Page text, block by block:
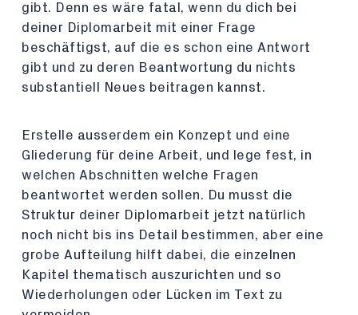
gibt. Denn es wäre fatal, wenn du dich bei
deiner Diplomarbeit mit einer Frage
beschäftigst, auf die es schon eine Antwort
gibt und zu deren Beantwortung du nichts
substantiell Neues beitragen kannst.
Erstelle ausserdem ein Konzept und eine
Gliederung für deine Arbeit, und lege fest, in
welchen Abschnitten welche Fragen
beantwortet werden sollen. Du musst die
Struktur deiner Diplomarbeit jetzt natürlich
noch nicht bis ins Detail bestimmen, aber eine
grobe Aufteilung hilft dabei, die einzelnen
Kapitel thematisch auszurichten und so
Wiederholungen oder Lücken im Text zu